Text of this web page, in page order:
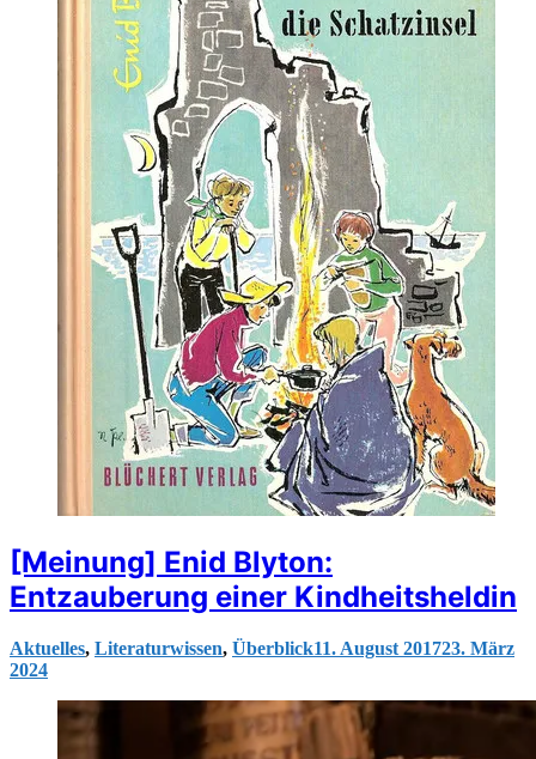
[Meinung] Enid Blyton:
Entzauberung einer Kindheitsheldin
Aktuelles, Literaturwissen, Überblick11. August 201723. März
2024